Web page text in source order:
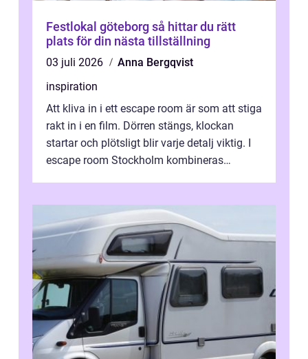
Festlokal göteborg så hittar du rätt
plats för din nästa tillställning
03 juli 2026
Anna Bergqvist
inspiration
Att kliva in i ett escape room är som att stiga
rakt in i en film. Dörren stängs, klockan
startar och plötsligt blir varje detalj viktig. I
escape room Stockholm kombineras